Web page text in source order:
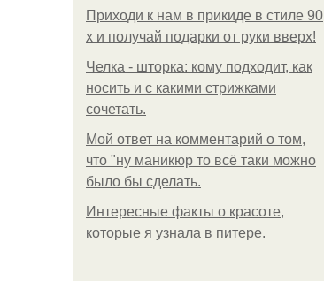
Приходи к нам в прикиде в стиле 90
х и получай подарки от руки вверх!
Челка - шторка: кому подходит, как
носить и с какими стрижками
сочетать.
Мой ответ на комментарий о том,
что "ну маникюр то всё таки можно
было бы сделать.
Интересные факты о красоте,
которые я узнала в питере.